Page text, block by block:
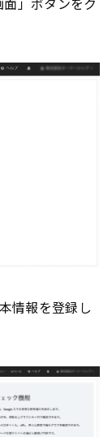
情報を登録し